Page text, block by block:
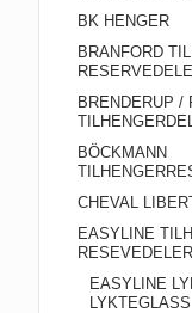
BK HENGER
BRANFORD
BRENDERUP /
BÖCKMANN
CHEVAL
EASYLINE
RESEVEDELER
EASYLINE
LYKTEGLASS